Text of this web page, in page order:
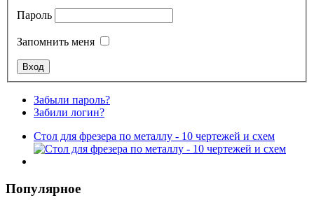
Пароль
Запомнить меня
Забыли пароль?
Забили логин?
Стол для фрезера по металлу - 10 чертежей и схем
Популярное